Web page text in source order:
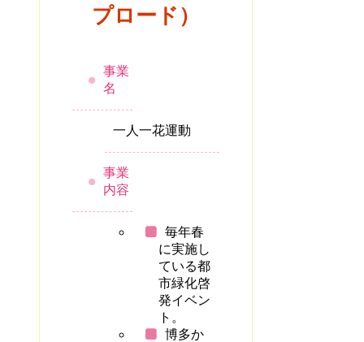
プロード）
事業
名
一人一花運動
事業
内容
毎年春
に実施し
ている都
市緑化啓
発イベン
ト。
博多か